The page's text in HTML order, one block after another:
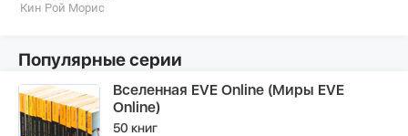
Кин Рой Морис
Популярные серии
Вселенная EVE Online (Миры EVE
Online)
50 книг